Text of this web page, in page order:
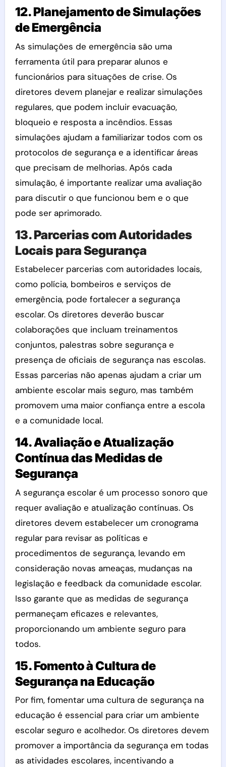
12. Planejamento de Simulações
de Emergência
As simulações de emergência são uma
ferramenta útil para preparar alunos e
funcionários para situações de crise. Os
diretores devem planejar e realizar simulações
regulares, que podem incluir evacuação,
bloqueio e resposta a incêndios. Essas
simulações ajudam a familiarizar todos com os
protocolos de segurança e a identificar áreas
que precisam de melhorias. Após cada
simulação, é importante realizar uma avaliação
para discutir o que funcionou bem e o que
pode ser aprimorado.
13. Parcerias com Autoridades
Locais para Segurança
Estabelecer parcerias com autoridades locais,
como polícia, bombeiros e serviços de
emergência, pode fortalecer a segurança
escolar. Os diretores deverão buscar
colaborações que incluam treinamentos
conjuntos, palestras sobre segurança e
presença de oficiais de segurança nas escolas.
Essas parcerias não apenas ajudam a criar um
ambiente escolar mais seguro, mas também
promovem uma maior confiança entre a escola
e a comunidade local.
14. Avaliação e Atualização
Contínua das Medidas de
Segurança
A segurança escolar é um processo sonoro que
requer avaliação e atualização contínuas. Os
diretores devem estabelecer um cronograma
regular para revisar as políticas e
procedimentos de segurança, levando em
consideração novas ameaças, mudanças na
legislação e feedback da comunidade escolar.
Isso garante que as medidas de segurança
permaneçam eficazes e relevantes,
proporcionando um ambiente seguro para
todos.
15. Fomento à Cultura de
Segurança na Educação
Por fim, fomentar uma cultura de segurança na
educação é essencial para criar um ambiente
escolar seguro e acolhedor. Os diretores devem
promover a importância da segurança em todas
as atividades escolares, incentivando a